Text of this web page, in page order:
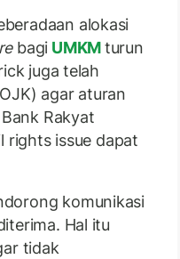
alokasi
bagi UMKMturun
juga telah
agar aturan
Rakyat
rights issue dapat
komunikasi
Hal itu
tidak